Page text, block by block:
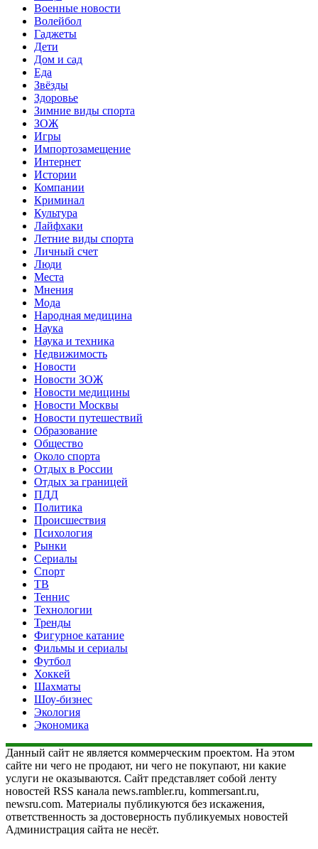
Военные новости
Волейбол
Гаджеты
Дети
Дом и сад
Еда
Звёзды
Здоровье
Зимние виды спорта
ЗОЖ
Игры
Импортозамещение
Интернет
Истории
Компании
Криминал
Культура
Лайфхаки
Летние виды спорта
Личный счет
Люди
Места
Мнения
Мода
Народная медицина
Наука
Наука и техника
Недвижимость
Новости
Новости ЗОЖ
Новости медицины
Новости Москвы
Новости путешествий
Образование
Общество
Около спорта
Отдых в России
Отдых за границей
ПДД
Политика
Происшествия
Психология
Рынки
Сериалы
Спорт
ТВ
Теннис
Технологии
Тренды
Фигурное катание
Фильмы и сериалы
Футбол
Хоккей
Шахматы
Шоу-бизнес
Экология
Экономика
Данный сайт не является коммерческим проектом. На этом
сайте ни чего не продают, ни чего не покупают, ни какие
услуги не оказываются. Сайт представляет собой ленту
новостей RSS канала news.rambler.ru, kommersant.ru,
newsru.com. Материалы публикуются без искажения,
ответственность за достоверность публикуемых новостей
Администрация сайта не несёт.